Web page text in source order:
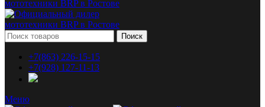
Поиск
+7(863) 226-15-15
+7(928) 127-11-13
Меню